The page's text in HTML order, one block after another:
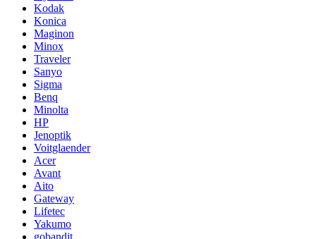
Kodak
Konica
Maginon
Minox
Traveler
Sanyo
Sigma
Benq
Minolta
HP
Jenoptik
Voitglaender
Acer
Avant
Aito
Gateway
Lifetec
Yakumo
gobandit